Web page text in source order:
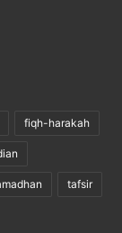
fiqh-harakah
tafsir